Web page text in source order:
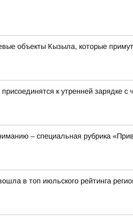
объекты Кызыла, которые
к утренней зарядке
– специальная рубрика
в топ июльского рейтинга